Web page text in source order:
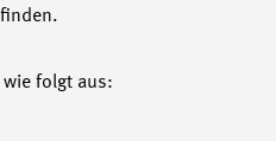
wie folgt aus: